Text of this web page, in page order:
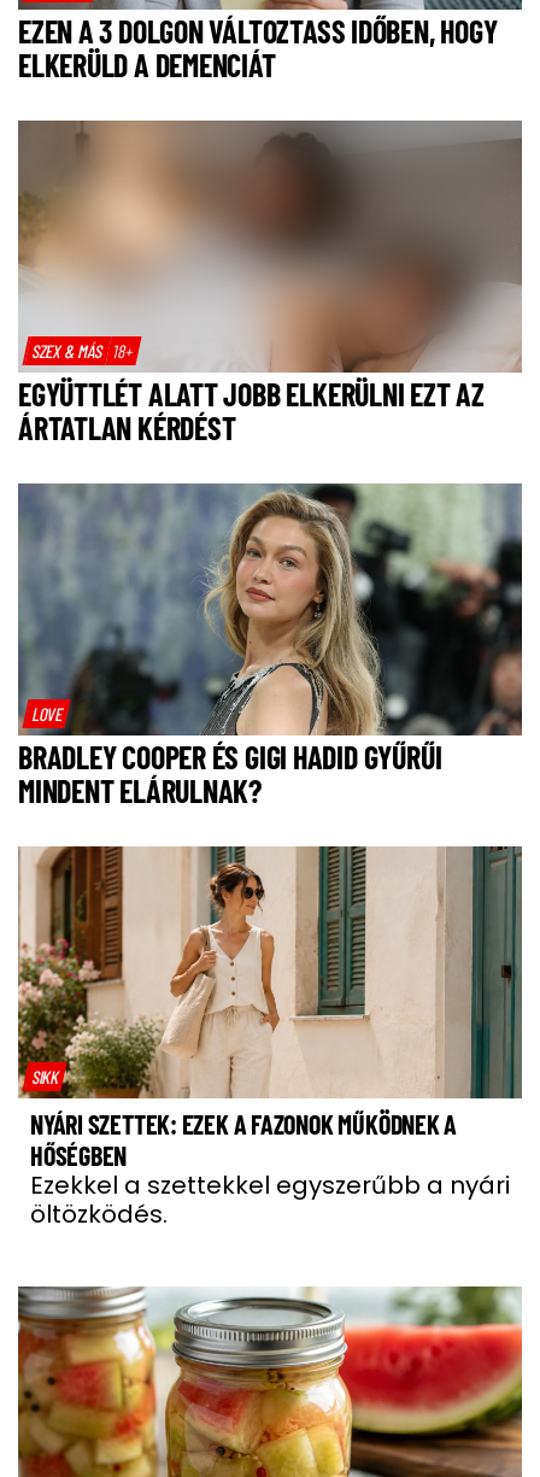
EZEN A 3 DOLGON VÁLTOZTASS IDŐBEN, HOGY
ELKERÜLD A DEMENCIÁT
SZEX & MÁS 18+
EGYÜTTLÉT ALATT JOBB ELKERÜLNI EZT AZ
ÁRTATLAN KÉRDÉST
LOVE
BRADLEY COOPER ÉS GIGI HADID GYŰRŰI
MINDENT ELÁRULNAK?
SIKK
NYÁRI SZETTEK: EZEK A FAZONOK MŰKÖDNEK A
HŐSÉGBEN
Ezekkel a szettekkel egyszerűbb a nyári
öltözködés.